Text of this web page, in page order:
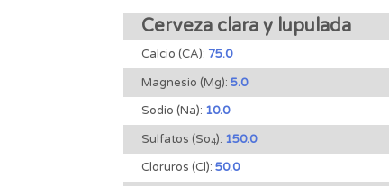
Cerveza clara y lupulada
Calcio (CA): 75.0
Magnesio (Mg): 5.0
Sodio (Na): 10.0
Sulfatos (So4): 150.0
Cloruros (Cl): 50.0